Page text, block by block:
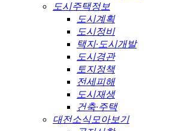
도시주택정보
도시계획
도시정비
택지·도시개발
도시경관
토지정책
전세피해
도시재생
건축·주택
대전소식모아보기